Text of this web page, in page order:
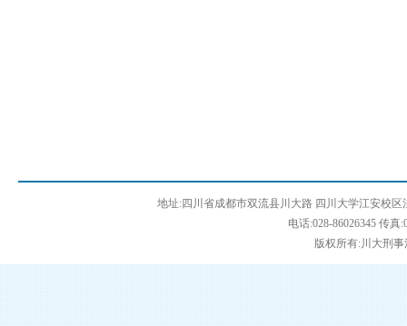
地址:四川省成都市双流县川大路 四川大学江安校区
电话:028-86026345 传真
版权所有:川大刑